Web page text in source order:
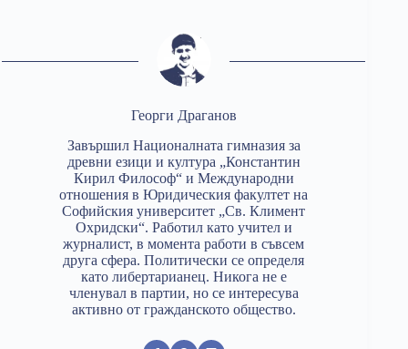
Георги Драганов
Завършил Националната гимназия за
древни езици и култура „Константин
Кирил Философ“ и Международни
отношения в Юридическия факултет на
Софийския университет „Св. Климент
Охридски“. Работил като учител и
журналист, в момента работи в съвсем
друга сфера. Политически се определя
като либертарианец. Никога не е
членувал в партии, но се интересува
активно от гражданското общество.